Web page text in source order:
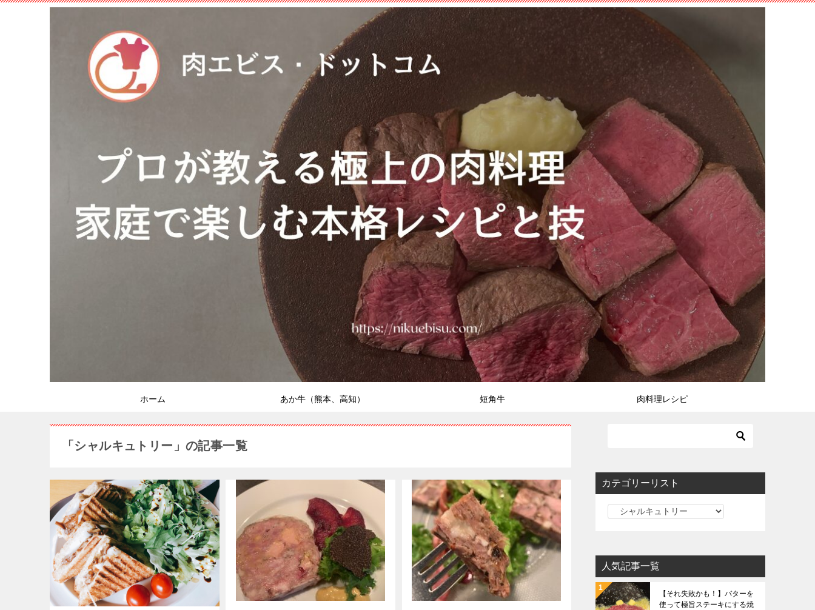
ホーム あか牛（熊本、高知） 短角牛 肉料理レシピ
「シャルキュトリー」の記事一覧
カテゴリーリスト
リ
ー
リ
ス
人気記事一覧
【それ失敗かも！】バターを
使って極旨ステーキにする焼